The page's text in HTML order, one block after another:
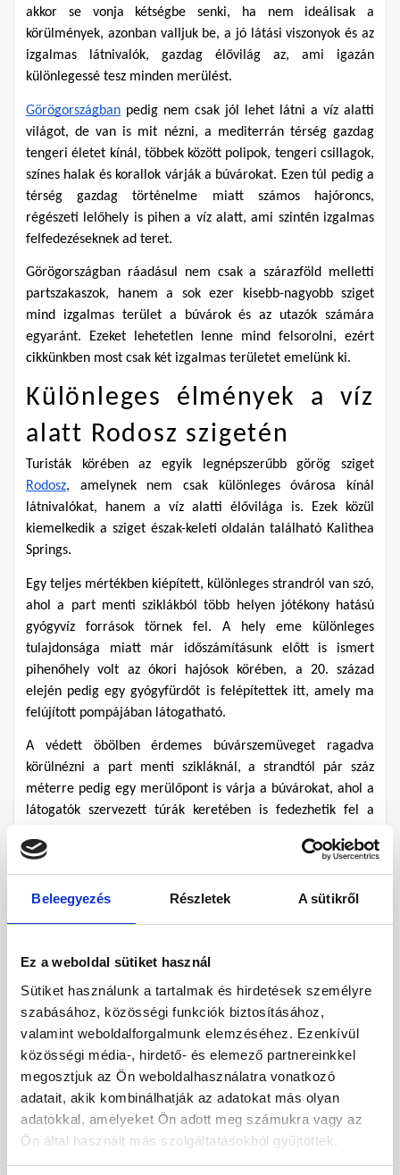
Beleegyezés Részletek A sütikről
Ez a weboldal sütiket használ
Sütiket használunk a tartalmak és hirdetések személyre
szabásához, közösségi funkciók biztosításához,
valamint weboldalforgalmunk elemzéséhez. Ezenkívül
közösségi média-, hirdető- és elemező partnereinkkel
megosztjuk az Ön weboldalhasználatra vonatkozó
adatait, akik kombinálhatják az adatokat más olyan
adatokkal, amelyeket Ön adott meg számukra vagy az
Ön által használt más szolgáltatásokból gyűjtöttek.
akkor se vonja kétségbe senki, ha nem ideálisak a
körülmények, azonban valljuk be, a jó látási viszonyok és az
izgalmas látnivalók, gazdag élővilág az, ami igazán
különlegessé tesz minden merülést.
Görögországban pedig nem csak jól lehet látni a víz alatti
világot, de van is mit nézni, a mediterrán térség gazdag
tengeri életet kínál, többek között polipok, tengeri csillagok,
színes halak és korallok várják a búvárokat. Ezen túl pedig a
térség gazdag történelme miatt számos hajóroncs,
régészeti lelőhely is pihen a víz alatt, ami szintén izgalmas
felfedezéseknek ad teret.
Görögországban ráadásul nem csak a szárazföld melletti
partszakaszok, hanem a sok ezer kisebb-nagyobb sziget
mind izgalmas terület a búvárok és az utazók számára
egyaránt. Ezeket lehetetlen lenne mind felsorolni, ezért
cikkünkben most csak két izgalmas területet emelünk ki.
Különleges élmények a víz
alatt Rodosz szigetén
Rodosz, amelynek nem csak különleges óvárosa kínál
látnivalókat, hanem a víz alatti élővilága is. Ezek közül
kiemelkedik a sziget észak-keleti oldalán található Kalithea
Springs.
Egy teljes mértékben kiépített, különleges strandról van szó,
ahol a part menti sziklákból több helyen jótékony hatású
gyógyvíz források törnek fel. A hely eme különleges
tulajdonsága miatt már időszámításunk előtt is ismert
pihenőhely volt az ókori hajósok körében, a 20. század
elején pedig egy gyógyfürdőt is felépítettek itt, amely ma
felújított pompájában látogatható.
A védett öbölben érdemes búvárszemüveget ragadva
körülnézni a part menti szikláknál, a strandtól pár száz
méterre pedig egy merülőpont is várja a búvárokat, ahol a
látogatók szervezett túrák keretében is fedezhetik fel a
Izgalmas helyszínek és
roncsok Kréta partjainál
olyan város is van, amelynek a közelében különleges víz
Elounda, ahol több, mint 20 helyen merülhetünk alá a
kristálytiszta vízben felfedezni a különleges élővilágot.
Elounda mellett nem érdemes kihagyni Chania városát,
amely a sziget egyik legnépszerűbb búvár-úti célja. Ez
annak köszönhető, hogy nem csak delfinek, cápák, teknősök
vagy éppen polipok figyelhetők meg ezen a területen, de
egy második világháborús Messerschmitt Bf 109-es
vadászrepülőgép is.